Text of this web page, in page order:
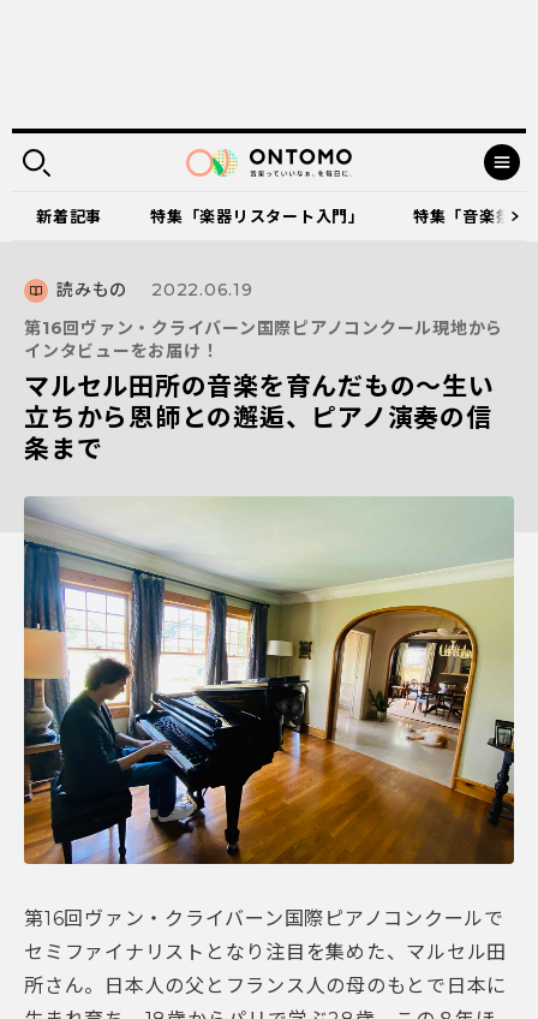
新着記事 特集「楽器リスタート入門」 特集「音楽祭
読みもの
2022.06.19
第16回ヴァン・クライバーン国際ピアノコンクール現地から
インタビューをお届け！
マルセル田所の音楽を育んだもの～生い
立ちから恩師との邂逅、ピアノ演奏の信
条まで
第16回ヴァン・クライバーン国際ピアノコンクールで
セミファイナリストとなり注目を集めた、マルセル田
所さん。日本人の父とフランス人の母のもとで日本に